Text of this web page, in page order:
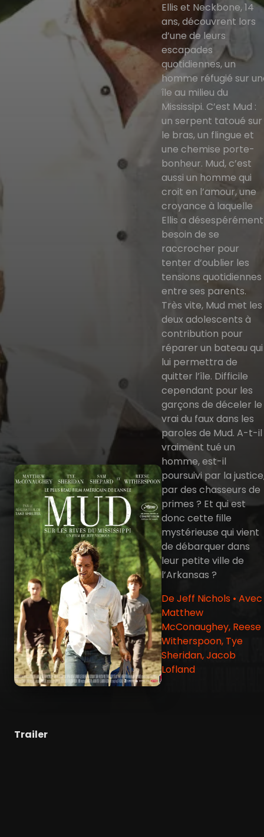
Ellis et Neckbone, 14
ans, découvrent lors
d’une de leurs
escapades
quotidiennes, un
homme réfugié sur
île au milieu du
Mississipi. C’est Mud :
un serpent tatoué sur
le bras, un flingue et
une chemise porte-
bonheur. Mud, c’est
aussi un homme qui
croit en l’amour, une
croyance à laquelle
Ellis a désespérément
besoin de se
raccrocher pour
tenter d’oublier les
tensions quotidiennes
entre ses parents.
Très vite, Mud met les
deux adolescents à
contribution pour
réparer un bateau qui
lui permettra de
quitter l’île. Difficile
cependant pour les
garçons de déceler le
vrai du faux dans les
paroles de Mud. A-t-il
vraiment tué un
homme, est-il
poursuivi par la
par des chasseurs de
primes ? Et qui est
donc cette fille
mystérieuse qui vient
de débarquer dans
leur petite ville de
l’Arkansas ?
De Jeff Nichols • Avec
Matthew
McConaughey, Reese
Witherspoon, Tye
Sheridan, Jacob
Lofland
Trailer